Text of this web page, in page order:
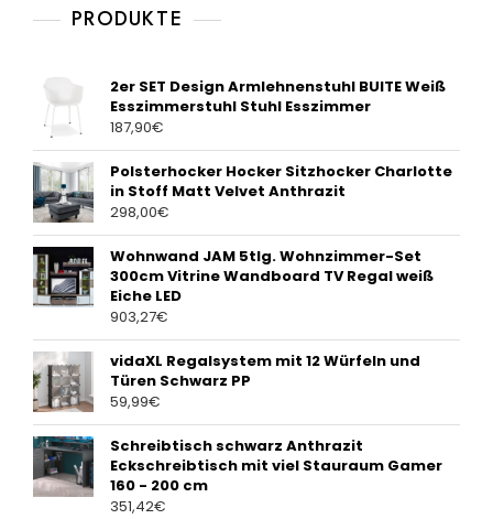
PRODUKTE
2er SET Design Armlehnenstuhl BUITE Weiß
Esszimmerstuhl Stuhl Esszimmer
187,90€
Polsterhocker Hocker Sitzhocker Charlotte
in Stoff Matt Velvet Anthrazit
298,00€
Wohnwand JAM 5tlg. Wohnzimmer-Set
300cm Vitrine Wandboard TV Regal weiß
Eiche LED
903,27€
vidaXL Regalsystem mit 12 Würfeln und
Türen Schwarz PP
59,99€
Schreibtisch schwarz Anthrazit
Eckschreibtisch mit viel Stauraum Gamer
160 - 200 cm
351,42€